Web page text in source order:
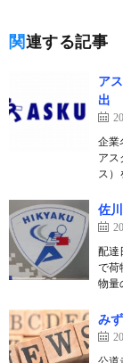
関連する記事
ア
出
企業
アス
ス
佐
配達
で荷
物量
み